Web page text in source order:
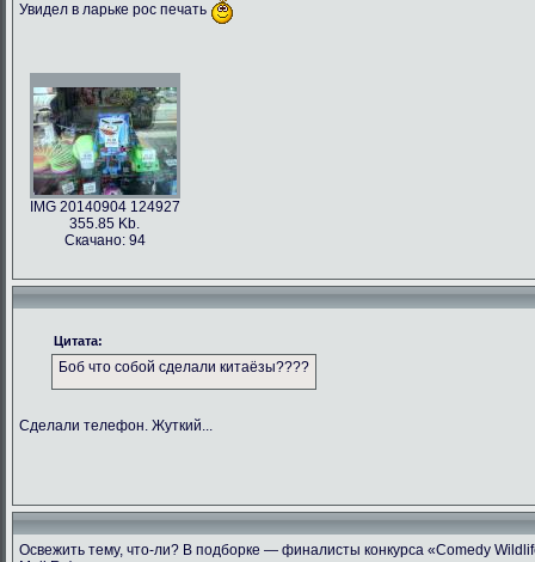
Увидел в ларьке рос печать
IMG 20140904 124927
355.85 Kb.
Скачано: 94
Цитата:
Боб что собой сделали китаёзы????
Сделали телефон. Жуткий...
Освежить тему, что-ли? В подборке — финалисты конкурса «Comedy